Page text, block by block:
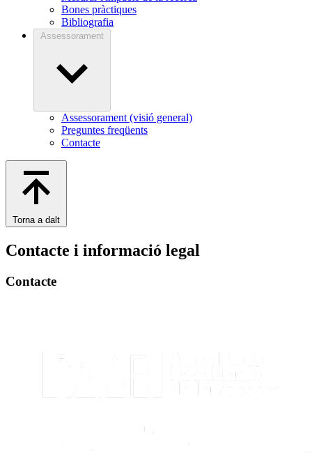
Bones pràctiques
Bibliografia
Assessorament
Assessorament (visió general)
Preguntes freqüents
Contacte
Torna a dalt
Contacte i informació legal
Contacte